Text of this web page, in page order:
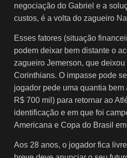
negociação do Gabriel e a
custos, é a volta do zagueiro
Esses fatores (situação
podem deixar bem distante o
zagueiro Jemerson, que
Corinthians. O impasse pode
jogador pede uma quantia bem
R$ 700 mil) para retornar ao
identificação e em que foi
Americana e Copa do Brasil
Aos 28 anos, o jogador fica